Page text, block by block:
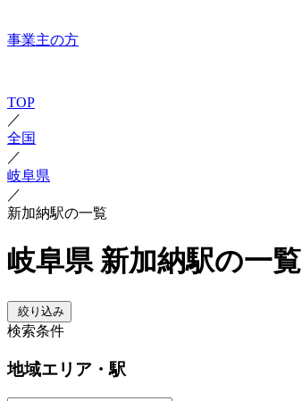
事業主の方
TOP
／
全国
／
岐阜県
／
新加納駅の一覧
岐阜県 新加納駅の一覧
絞り込み
検索条件
地域エリア・駅